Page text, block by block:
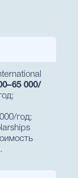
000/
год;